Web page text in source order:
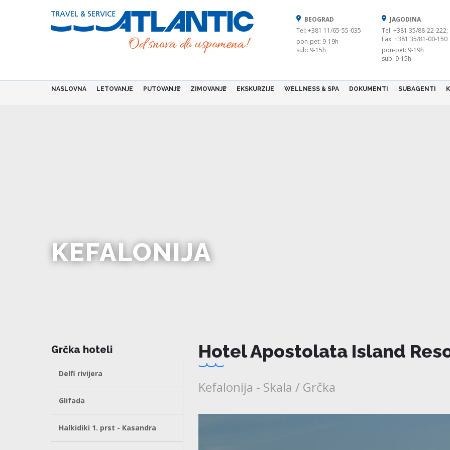
BEOGRAD
Tel: +381 11/65-55-035
pon-pet: 9-19h
sub: 9-15h
JAGODINA
Tel: +381 35/88-22-222;
Fax: +381 35/81-00-150
pon-pet: 9-19h
sub: 9-15h
NASLOVNA LETOVANJE PUTOVANJE ZIMOVANJE EKSKURZIJE WELLNESS & SPA DOKUMENTI SUBAGENTI
KEFALONIJA
Grčka hoteli
Delfi rivijera
Glifada
Halkidiki 1. prst - Kasandra
Hotel Apostolata Island
Kefalonija - Skala / Grčka